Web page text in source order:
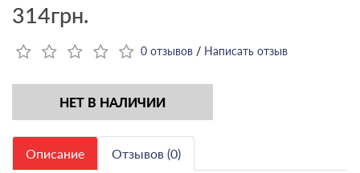
314грн.
0 отзывов / Написать отзыв
НЕТ В НАЛИЧИИ
Описание Отзывов (0)